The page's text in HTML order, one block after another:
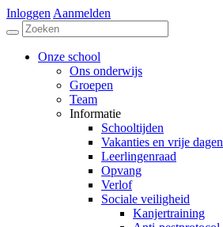
Inloggen Aanmelden
Onze school
Ons onderwijs
Groepen
Team
Informatie
Schooltijden
Vakanties en vrije dagen
Leerlingenraad
Opvang
Verlof
Sociale veiligheid
Kanjertraining